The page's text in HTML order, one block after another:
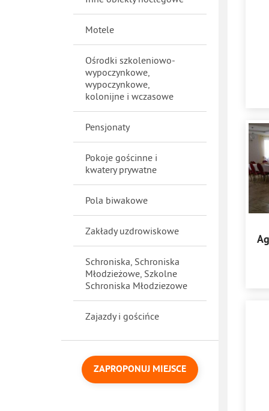
Motele
Ośrodki szkoleniowo-
wypoczynkowe,
wypoczynkowe,
kolonijne i wczasowe
Pensjonaty
Pokoje gościnne i
kwatery prywatne
Pola biwakowe
Zakłady uzdrowiskowe
Schroniska, Schroniska
Młodzieżowe, Szkolne
Schroniska Młodziezowe
Zajazdy i gościńce
ZAPROPONUJ MIEJSCE